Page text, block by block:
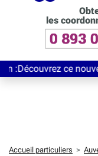
les
ce nouveau
Accueil particuliers >